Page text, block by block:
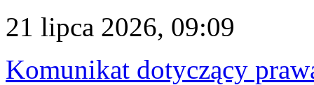
21 lipca 2026, 09:09
Komunikat dotyczący